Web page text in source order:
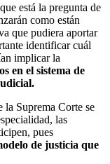
está la pregunta de
como están
que pudiera aportar
identificar cuál
implicar la
en el sistema de
la Suprema Corte se
las
pues
de justicia que